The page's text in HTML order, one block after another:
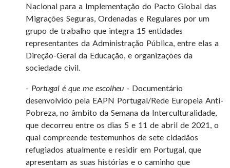
Nacional para a Implementação do Pacto Global das
Migrações Seguras, Ordenadas e Regulares por um
grupo de trabalho que integra 15 entidades
representantes da Administração Pública, entre elas a
Direção-Geral da Educação, e organizações da
sociedade civil.
- Portugal é que me escolheu - Documentário
desenvolvido pela EAPN Portugal/Rede Europeia Anti-
Pobreza, no âmbito da Semana da Interculturalidade,
que decorreu entre os dias 5 e 11 de abril de 2021, o
qual compreende testemunhos de sete cidadãos
refugiados atualmente e residir em Portugal, que
apresentam as suas histórias e o caminho que